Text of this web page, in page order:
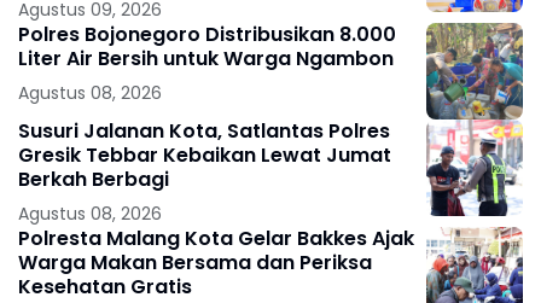
Agustus 09, 2026
Polres Bojonegoro Distribusikan 8.000
Liter Air Bersih untuk Warga Ngambon
Agustus 08, 2026
Susuri Jalanan Kota, Satlantas Polres
Gresik Tebbar Kebaikan Lewat Jumat
Berkah Berbagi
Agustus 08, 2026
Polresta Malang Kota Gelar Bakkes Ajak
Warga Makan Bersama dan Periksa
Kesehatan Gratis